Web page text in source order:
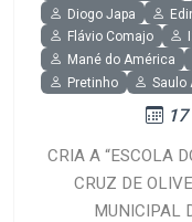
Diogo Japa
Flávio Comajo
Mané do América
Pretinho
Saulo
CRIA A “ESCOLA
CRUZ DE
MUNICIPAL